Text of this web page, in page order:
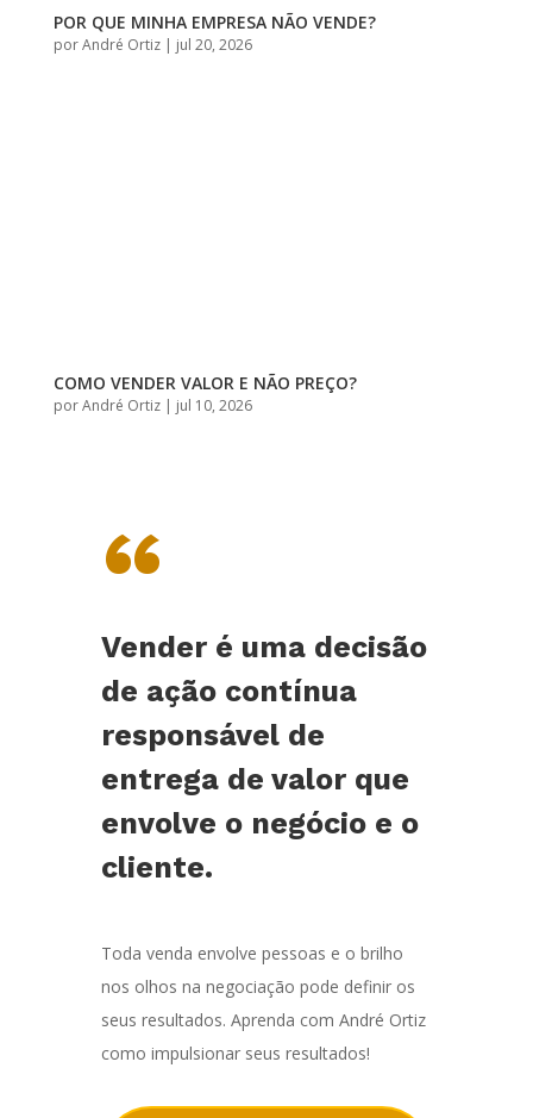
POR QUE MINHA EMPRESA NÃO VENDE?
porAndré Ortiz| jul 20, 2026
COMO VENDER VALOR E NÃO PREÇO?
porAndré Ortiz| jul 10, 2026
“
Vender é uma decisão
de ação contínua
responsável de
entrega de valor que
envolve o negócio e o
cliente.
Toda venda envolve pessoas e o brilho
nos olhos na negociação pode definir os
seus resultados. Aprenda com André Ortiz
como impulsionar seus resultados!